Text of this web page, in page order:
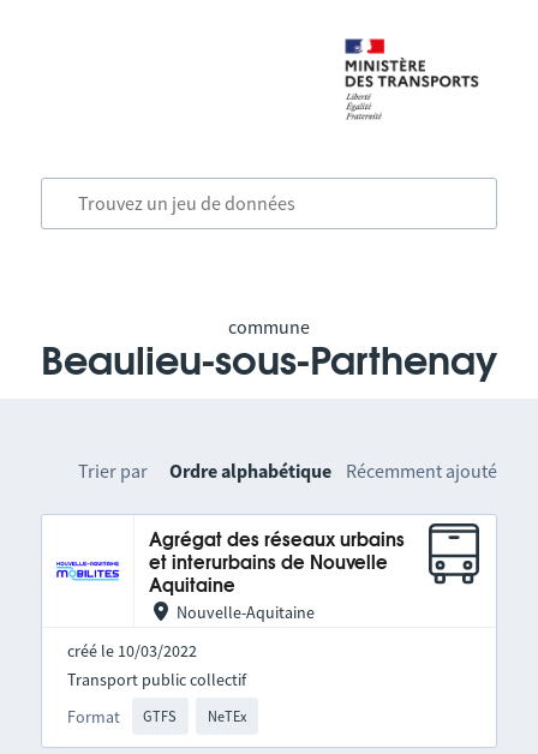
commune
Beaulieu-sous-Parthenay
Trier par Ordre alphabétique Récemment ajouté
Agrégat des réseaux urbains
et interurbains de Nouvelle
Aquitaine
Nouvelle-Aquitaine
créé le 10/03/2022
Format GTFS NeTEx
Transport public collectif